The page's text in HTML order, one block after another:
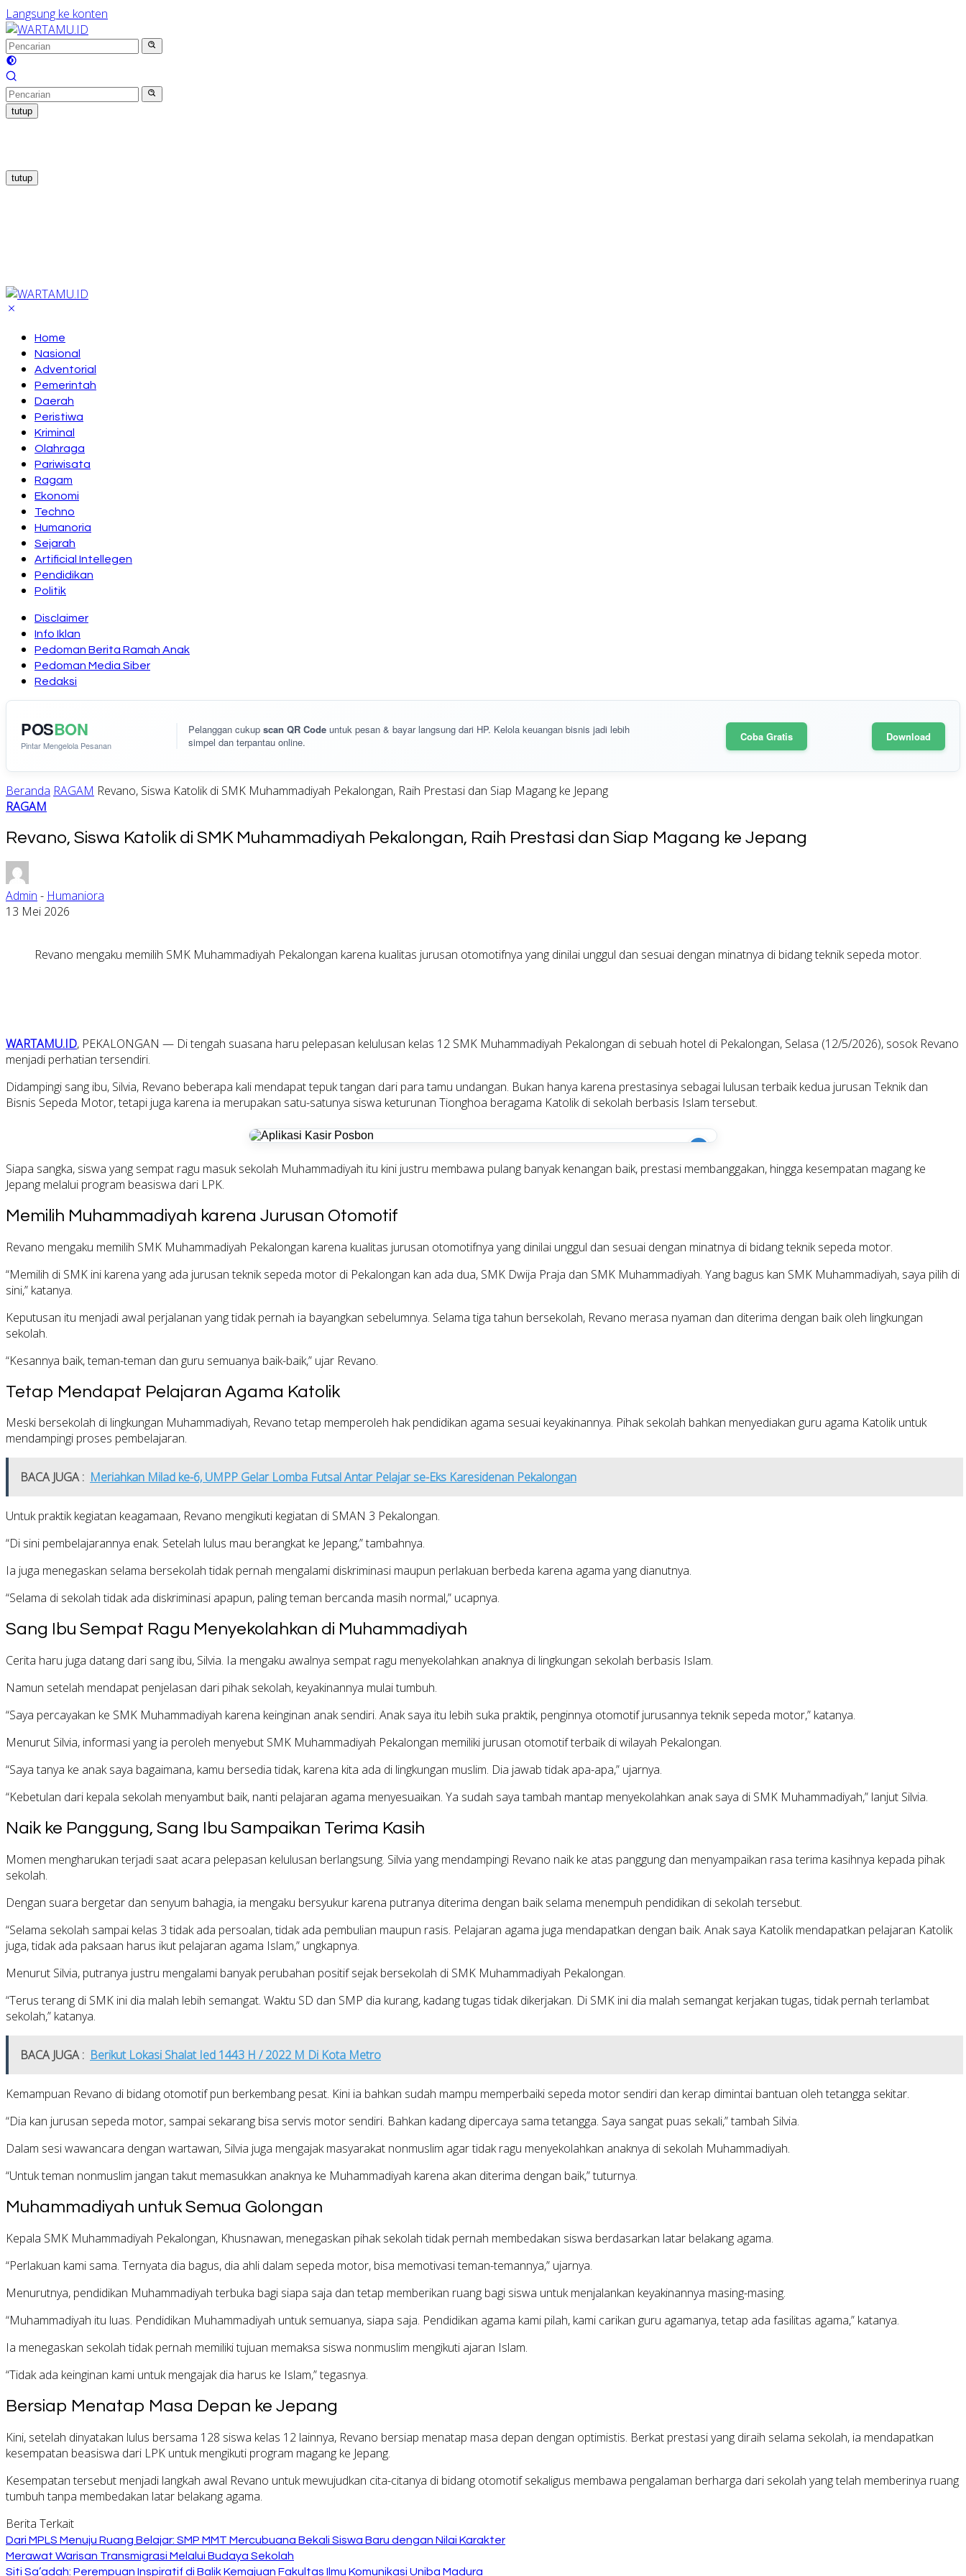
Langsung ke konten
tutup
tutup
Home
Nasional
Adventorial
Pemerintah
Daerah
Peristiwa
Kriminal
Olahraga
Pariwisata
Ragam
Ekonomi
Techno
Humanoria
Sejarah
Artificial Intellegen
Pendidikan
Politik
Disclaimer
Info Iklan
Pedoman Berita Ramah Anak
Pedoman Media Siber
Redaksi
POSBON
Pintar Mengelola Pesanan
Pelanggan cukup scan QR Code untuk pesan & bayar langsung dari HP. Kelola keuangan bisnis jadi lebih
simpel dan terpantau online.
Coba Gratis Download
Beranda RAGAM Revano, Siswa Katolik di SMK Muhammadiyah Pekalongan, Raih Prestasi dan Siap Magang ke Jepang
RAGAM
Revano, Siswa Katolik di SMK Muhammadiyah Pekalongan, Raih Prestasi dan Siap Magang ke Jepang
Admin - Humaniora
13 Mei 2026
Revano mengaku memilih SMK Muhammadiyah Pekalongan karena kualitas jurusan otomotifnya yang dinilai unggul dan sesuai dengan minatnya di bidang teknik sepeda motor.
WARTAMU.ID, PEKALONGAN — Di tengah suasana haru pelepasan kelulusan kelas 12 SMK Muhammadiyah Pekalongan di sebuah hotel di Pekalongan, Selasa (12/5/2026), sosok Revano
menjadi perhatian tersendiri.
Didampingi sang ibu, Silvia, Revano beberapa kali mendapat tepuk tangan dari para tamu undangan. Bukan hanya karena prestasinya sebagai lulusan terbaik kedua jurusan Teknik dan
Bisnis Sepeda Motor, tetapi juga karena ia merupakan satu-satunya siswa keturunan Tionghoa beragama Katolik di sekolah berbasis Islam tersebut.
i
Siapa sangka, siswa yang sempat ragu masuk sekolah Muhammadiyah itu kini justru membawa pulang banyak kenangan baik, prestasi membanggakan, hingga kesempatan magang ke
Jepang melalui program beasiswa dari LPK.
Memilih Muhammadiyah karena Jurusan Otomotif
Revano mengaku memilih SMK Muhammadiyah Pekalongan karena kualitas jurusan otomotifnya yang dinilai unggul dan sesuai dengan minatnya di bidang teknik sepeda motor.
“Memilih di SMK ini karena yang ada jurusan teknik sepeda motor di Pekalongan kan ada dua, SMK Dwija Praja dan SMK Muhammadiyah. Yang bagus kan SMK Muhammadiyah, saya pilih di
sini,” katanya.
Keputusan itu menjadi awal perjalanan yang tidak pernah ia bayangkan sebelumnya. Selama tiga tahun bersekolah, Revano merasa nyaman dan diterima dengan baik oleh lingkungan
sekolah.
“Kesannya baik, teman-teman dan guru semuanya baik-baik,” ujar Revano.
Tetap Mendapat Pelajaran Agama Katolik
Meski bersekolah di lingkungan Muhammadiyah, Revano tetap memperoleh hak pendidikan agama sesuai keyakinannya. Pihak sekolah bahkan menyediakan guru agama Katolik untuk
mendampingi proses pembelajaran.
BACA JUGA : Meriahkan Milad ke-6, UMPP Gelar Lomba Futsal Antar Pelajar se-Eks Karesidenan Pekalongan
Untuk praktik kegiatan keagamaan, Revano mengikuti kegiatan di SMAN 3 Pekalongan.
“Di sini pembelajarannya enak. Setelah lulus mau berangkat ke Jepang,” tambahnya.
Ia juga menegaskan selama bersekolah tidak pernah mengalami diskriminasi maupun perlakuan berbeda karena agama yang dianutnya.
“Selama di sekolah tidak ada diskriminasi apapun, paling teman bercanda masih normal,” ucapnya.
Sang Ibu Sempat Ragu Menyekolahkan di Muhammadiyah
Cerita haru juga datang dari sang ibu, Silvia. Ia mengaku awalnya sempat ragu menyekolahkan anaknya di lingkungan sekolah berbasis Islam.
Namun setelah mendapat penjelasan dari pihak sekolah, keyakinannya mulai tumbuh.
“Saya percayakan ke SMK Muhammadiyah karena keinginan anak sendiri. Anak saya itu lebih suka praktik, penginnya otomotif jurusannya teknik sepeda motor,” katanya.
Menurut Silvia, informasi yang ia peroleh menyebut SMK Muhammadiyah Pekalongan memiliki jurusan otomotif terbaik di wilayah Pekalongan.
“Saya tanya ke anak saya bagaimana, kamu bersedia tidak, karena kita ada di lingkungan muslim. Dia jawab tidak apa-apa,” ujarnya.
“Kebetulan dari kepala sekolah menyambut baik, nanti pelajaran agama menyesuaikan. Ya sudah saya tambah mantap menyekolahkan anak saya di SMK Muhammadiyah,” lanjut Silvia.
Naik ke Panggung, Sang Ibu Sampaikan Terima Kasih
Momen mengharukan terjadi saat acara pelepasan kelulusan berlangsung. Silvia yang mendampingi Revano naik ke atas panggung dan menyampaikan rasa terima kasihnya kepada pihak
sekolah.
Dengan suara bergetar dan senyum bahagia, ia mengaku bersyukur karena putranya diterima dengan baik selama menempuh pendidikan di sekolah tersebut.
“Selama sekolah sampai kelas 3 tidak ada persoalan, tidak ada pembulian maupun rasis. Pelajaran agama juga mendapatkan dengan baik. Anak saya Katolik mendapatkan pelajaran Katolik
juga, tidak ada paksaan harus ikut pelajaran agama Islam,” ungkapnya.
Menurut Silvia, putranya justru mengalami banyak perubahan positif sejak bersekolah di SMK Muhammadiyah Pekalongan.
“Terus terang di SMK ini dia malah lebih semangat. Waktu SD dan SMP dia kurang, kadang tugas tidak dikerjakan. Di SMK ini dia malah semangat kerjakan tugas, tidak pernah terlambat
sekolah,” katanya.
BACA JUGA : Berikut Lokasi Shalat Ied 1443 H / 2022 M Di Kota Metro
Kemampuan Revano di bidang otomotif pun berkembang pesat. Kini ia bahkan sudah mampu memperbaiki sepeda motor sendiri dan kerap dimintai bantuan oleh tetangga sekitar.
“Dia kan jurusan sepeda motor, sampai sekarang bisa servis motor sendiri. Bahkan kadang dipercaya sama tetangga. Saya sangat puas sekali,” tambah Silvia.
Dalam sesi wawancara dengan wartawan, Silvia juga mengajak masyarakat nonmuslim agar tidak ragu menyekolahkan anaknya di sekolah Muhammadiyah.
“Untuk teman nonmuslim jangan takut memasukkan anaknya ke Muhammadiyah karena akan diterima dengan baik,” tuturnya.
Muhammadiyah untuk Semua Golongan
Kepala SMK Muhammadiyah Pekalongan, Khusnawan, menegaskan pihak sekolah tidak pernah membedakan siswa berdasarkan latar belakang agama.
“Perlakuan kami sama. Ternyata dia bagus, dia ahli dalam sepeda motor, bisa memotivasi teman-temannya,” ujarnya.
Menurutnya, pendidikan Muhammadiyah terbuka bagi siapa saja dan tetap memberikan ruang bagi siswa untuk menjalankan keyakinannya masing-masing.
“Muhammadiyah itu luas. Pendidikan Muhammadiyah untuk semuanya, siapa saja. Pendidikan agama kami pilah, kami carikan guru agamanya, tetap ada fasilitas agama,” katanya.
Ia menegaskan sekolah tidak pernah memiliki tujuan memaksa siswa nonmuslim mengikuti ajaran Islam.
“Tidak ada keinginan kami untuk mengajak dia harus ke Islam,” tegasnya.
Bersiap Menatap Masa Depan ke Jepang
Kini, setelah dinyatakan lulus bersama 128 siswa kelas 12 lainnya, Revano bersiap menatap masa depan dengan optimistis. Berkat prestasi yang diraih selama sekolah, ia mendapatkan
kesempatan beasiswa dari LPK untuk mengikuti program magang ke Jepang.
Kesempatan tersebut menjadi langkah awal Revano untuk mewujudkan cita-citanya di bidang otomotif sekaligus membawa pengalaman berharga dari sekolah yang telah memberinya ruang
tumbuh tanpa membedakan latar belakang agama.
Berita Terkait
Dari MPLS Menuju Ruang Belajar: SMP MMT Mercubuana Bekali Siswa Baru dengan Nilai Karakter
Merawat Warisan Transmigrasi Melalui Budaya Sekolah
Siti Sa’adah: Perempuan Inspiratif di Balik Kemajuan Fakultas Ilmu Komunikasi Uniba Madura